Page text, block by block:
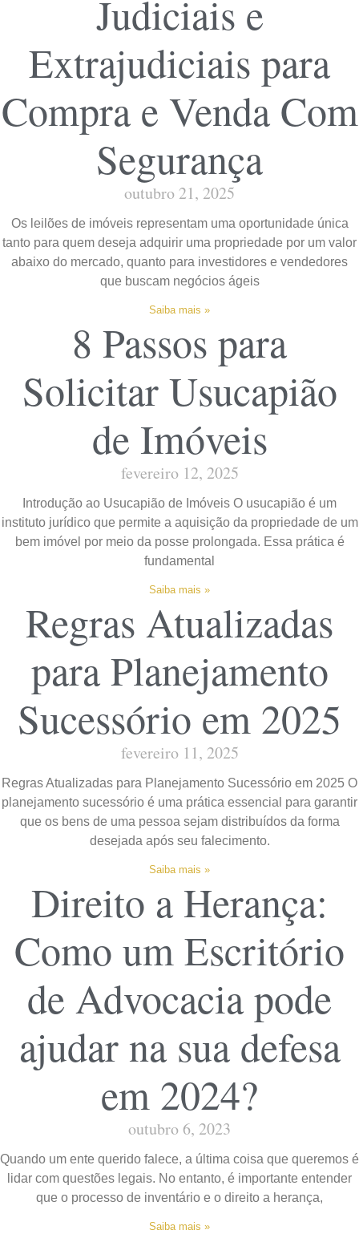
Judiciais e
Extrajudiciais para
Compra e Venda Com
Segurança
outubro 21, 2025
Os leilões de imóveis representam uma oportunidade única
tanto para quem deseja adquirir uma propriedade por um valor
abaixo do mercado, quanto para investidores e vendedores
que buscam negócios ágeis
Saiba mais »
8 Passos para
Solicitar Usucapião
de Imóveis
fevereiro 12, 2025
Introdução ao Usucapião de Imóveis O usucapião é um
instituto jurídico que permite a aquisição da propriedade de um
bem imóvel por meio da posse prolongada. Essa prática é
fundamental
Saiba mais »
Regras Atualizadas
para Planejamento
Sucessório em 2025
fevereiro 11, 2025
Regras Atualizadas para Planejamento Sucessório em 2025 O
planejamento sucessório é uma prática essencial para garantir
que os bens de uma pessoa sejam distribuídos da forma
desejada após seu falecimento.
Saiba mais »
Direito a Herança:
Como um Escritório
de Advocacia pode
ajudar na sua defesa
em 2024?
outubro 6, 2023
Quando um ente querido falece, a última coisa que queremos é
lidar com questões legais. No entanto, é importante entender
que o processo de inventário e o direito a herança,
Saiba mais »